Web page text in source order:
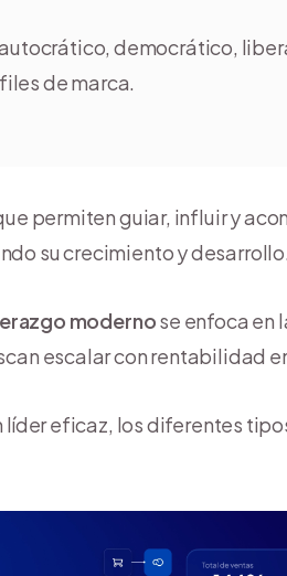
democrático,
de marca.
permiten guiar, influir y
su crecimiento y desarrollo.
modernose enfoca en
escalar con rentabilidad
líder eficaz, los diferentes